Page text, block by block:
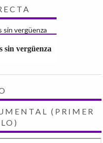
sin vergüenza
(PRIMER